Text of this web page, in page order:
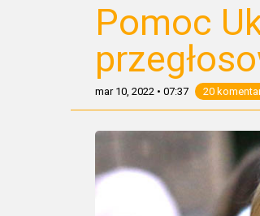
Pomoc
mar 10, 2022 • 07:37 20